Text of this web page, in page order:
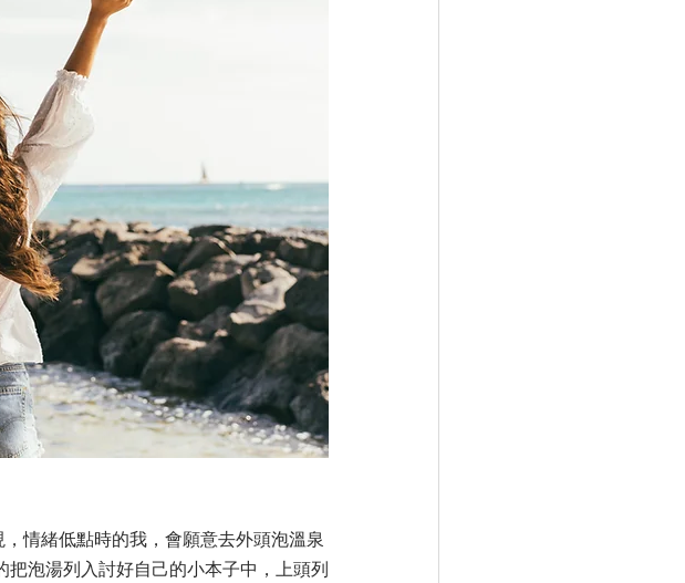
情緒低點時的我，會願意去外頭泡溫泉
把泡湯列入討好自己的小本子中，上頭列